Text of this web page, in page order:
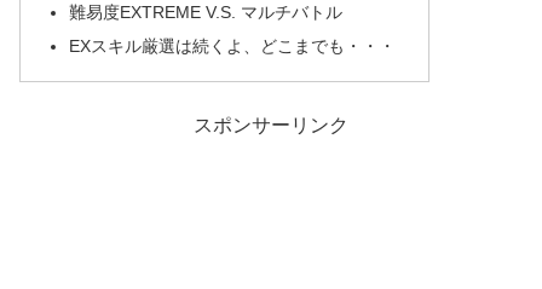
難易度EXTREME V.S. マルチバトル
EXスキル厳選は続くよ、どこまでも・・・
スポンサーリンク